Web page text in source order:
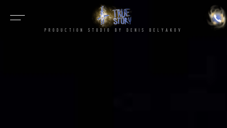
PRODUCTION STUDIO BY DENIS BELYAKOV